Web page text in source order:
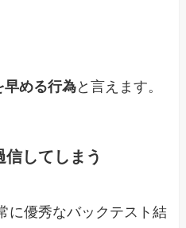
早める行為と言えます。
してしまう
に優秀なバックテスト結